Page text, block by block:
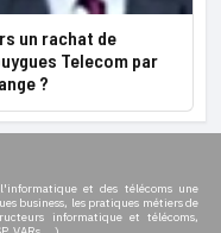
un rachat de
Telecom par
?
et des télécoms une
business, les pratiques métiers de
informatique et télécoms,